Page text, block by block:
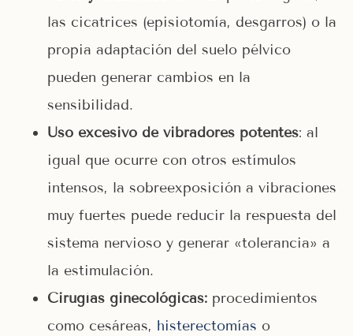
las cicatrices (episiotomía, desgarros) o la
propia adaptación del suelo pélvico
pueden generar cambios en la
sensibilidad.
Uso excesivo de vibradores potentes: al
igual que ocurre con otros estímulos
intensos, la sobreexposición a vibraciones
muy fuertes puede reducir la respuesta del
sistema nervioso y generar «tolerancia» a
la estimulación.
Cirugías ginecológicas: procedimientos
como cesáreas, histerectomías o